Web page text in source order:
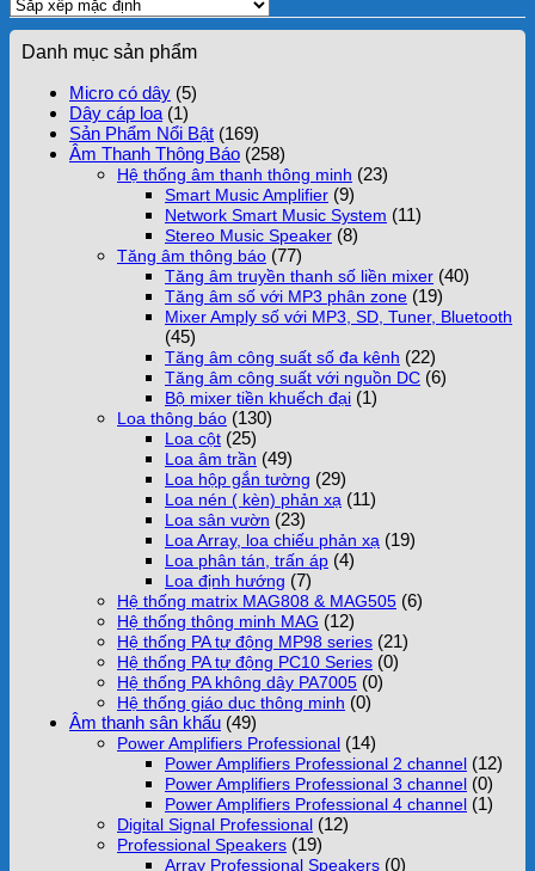
Danh mục sản phẩm
Micro có dây (5)
Dây cáp loa (1)
Sản Phẩm Nổi Bật (169)
Âm Thanh Thông Báo (258)
Hệ thống âm thanh thông minh (23)
Smart Music Amplifier (9)
Network Smart Music System (11)
Stereo Music Speaker (8)
Tăng âm thông báo (77)
Tăng âm truyền thanh số liền mixer (40)
Tăng âm số với MP3 phân zone (19)
Mixer Amply số với MP3, SD, Tuner, Bluetooth
(45)
Tăng âm công suất số đa kênh (22)
Tăng âm công suất với nguồn DC (6)
Bộ mixer tiền khuếch đại (1)
Loa thông báo (130)
Loa cột (25)
Loa âm trần (49)
Loa hộp gắn tường (29)
Loa nén ( kèn) phản xạ (11)
Loa sân vườn (23)
Loa Array, loa chiếu phản xạ (19)
Loa phân tán, trấn áp (4)
Loa định hướng (7)
Hệ thống matrix MAG808 & MAG505 (6)
Hệ thống thông minh MAG (12)
Hệ thống PA tự động MP98 series (21)
Hệ thống PA tự động PC10 Series (0)
Hệ thống PA không dây PA7005 (0)
Hệ thống giáo dục thông minh (0)
Âm thanh sân khấu (49)
Power Amplifiers Professional (14)
Power Amplifiers Professional 2 channel (12)
Power Amplifiers Professional 3 channel (0)
Power Amplifiers Professional 4 channel (1)
Digital Signal Professional (12)
Professional Speakers (19)
Array Professional Speakers (0)